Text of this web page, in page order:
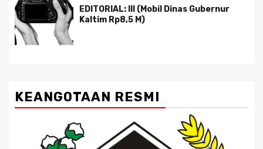
EDITORIAL: III (Mobil Dinas Gubernur
Kaltim Rp8,5 M)
KEANGOTAAN RESMI